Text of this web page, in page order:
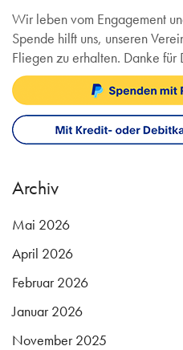
Wir leben vom Engagement
Spende hilft uns, unseren
Fliegen zu erhalten. Danke für
Archiv
Mai 2026
April 2026
Februar 2026
Januar 2026
November 2025